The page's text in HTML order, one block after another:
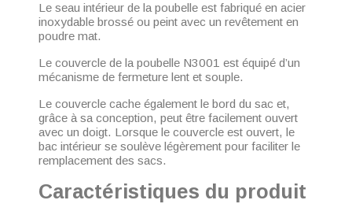
Le seau intérieur de la poubelle est fabriqué en acier
inoxydable brossé ou peint avec un revêtement en
poudre mat.
Le couvercle de la poubelle N3001 est équipé d’un
mécanisme de fermeture lent et souple.
Le couvercle cache également le bord du sac et,
grâce à sa conception, peut être facilement ouvert
avec un doigt. Lorsque le couvercle est ouvert, le
bac intérieur se soulève légèrement pour faciliter le
remplacement des sacs.
Caractéristiques du produit